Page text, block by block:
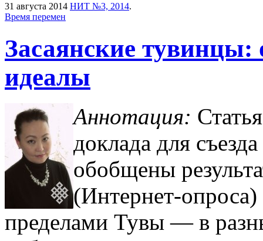
31 августа 2014 НИТ №3, 2014.
Время перемен
Засаянские тувинцы:
идеалы
Аннотация:
доклада для
обобщены
(Интернет-
пределами Тувы — в